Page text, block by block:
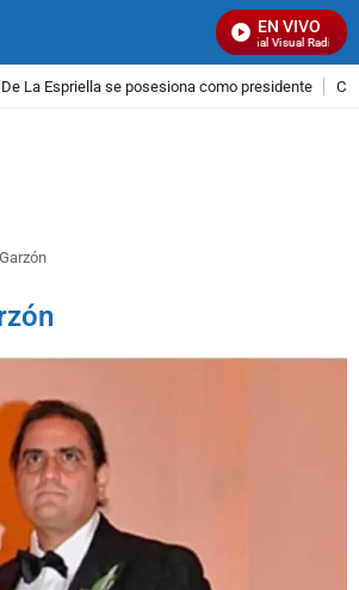
EN VIVO
Señal Visual Radio
La Espriella se posesiona como presidente